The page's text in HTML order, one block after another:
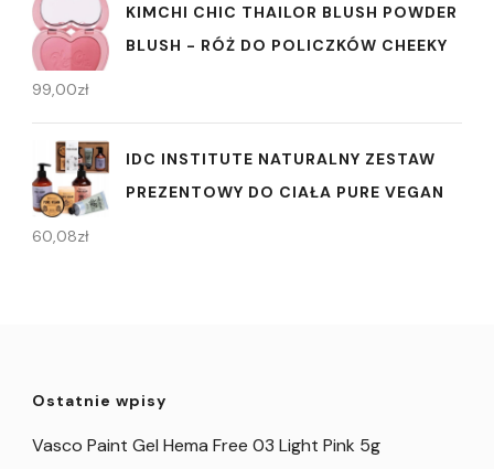
KIMCHI CHIC THAILOR BLUSH POWDER
BLUSH - RÓŻ DO POLICZKÓW CHEEKY
99,00zł
IDC INSTITUTE NATURALNY ZESTAW
PREZENTOWY DO CIAŁA PURE VEGAN
60,08zł
Ostatnie wpisy
Vasco Paint Gel Hema Free 03 Light Pink 5g